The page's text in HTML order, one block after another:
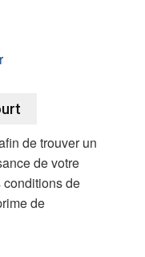
de trouver un
de votre
conditions de
de